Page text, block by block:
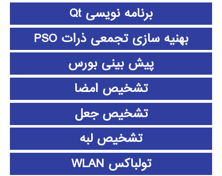
برنامه نویسی Qt
بهنیه سازی تجمعی ذرات PSO
پیش بینی بورس
تشخیص امضا
تشخیص جعل
تشخیص لبه
تولباکس WLAN